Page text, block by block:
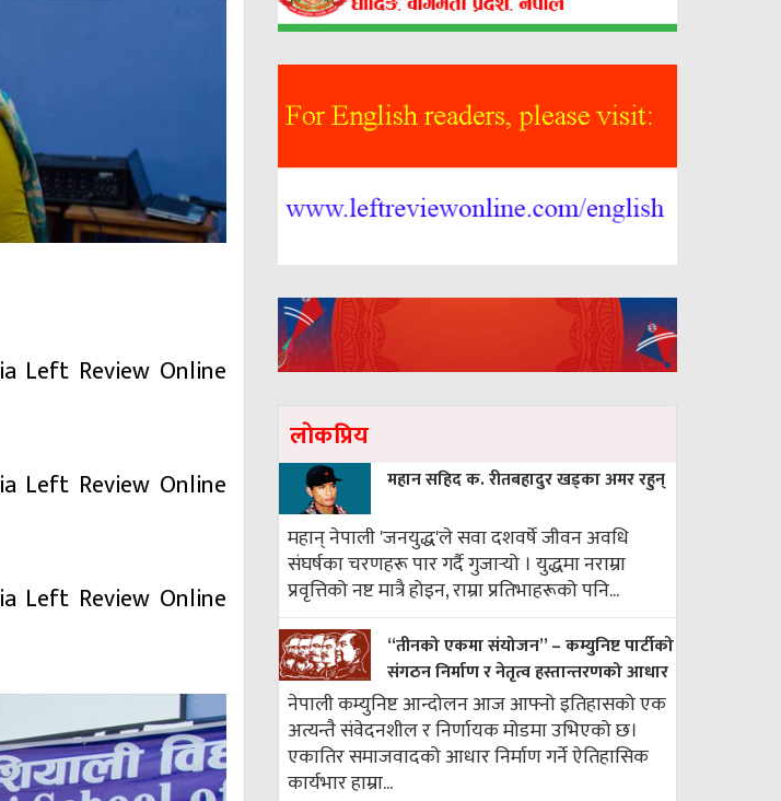
लाेकप्रिय
महान सहिद क. रीतबहादुर खड्‌का अमर रहुन्
महान् नेपाली 'जनयुद्ध'ले सवा दशवर्षे जीवन अवधि
संघर्षका चरणहरू पार गर्दै गुजार्‍यो । युद्धमा नराम्रा
प्रवृत्तिको नष्ट मात्रै होइन, राम्रा प्रतिभाहरूको पनि...
“तीनको एकमा संयोजन” – कम्युनिष्ट पार्टीको
संगठन निर्माण र नेतृत्व हस्तान्तरणको आधार
नेपाली कम्युनिष्ट आन्दोलन आज आफ्नो इतिहासको एक
अत्यन्तै संवेदनशील र निर्णायक मोडमा उभिएको छ।
एकातिर समाजवादको आधार निर्माण गर्ने ऐतिहासिक
कार्यभार हाम्रा...